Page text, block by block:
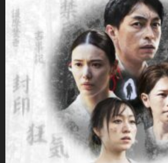
ョ
ン